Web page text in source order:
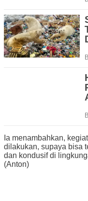
Ia menambahkan,
dilakukan, supaya bisa
dan kondusif di
(Anton)